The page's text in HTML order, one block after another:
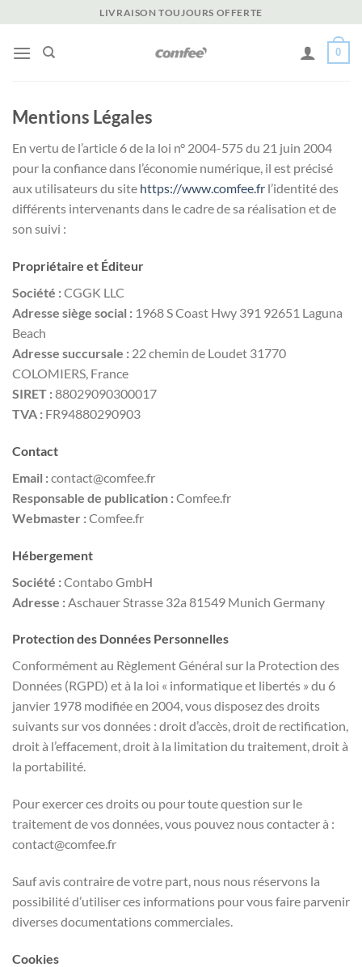
au
contenu
LIVRAISON TOUJOURS OFFERTE
0
Mentions Légales
En vertu de l’article 6 de la loi n° 2004-575 du 21 juin 2004
pour la confiance dans l’économie numérique, il est précisé
aux utilisateurs du site https://www.comfee.fr l’identité des
différents intervenants dans le cadre de sa réalisation et de
son suivi :
Propriétaire et Éditeur
Société :CGGK LLC
Adresse siège social : 1968 S Coast Hwy 391 92651 Laguna
Beach
Adresse succursale : 22 chemin de Loudet 31770
COLOMIERS, France
SIRET :88029090300017
TVA : FR94880290903
Contact
Email :contact@comfee.fr
Responsable de publication :Comfee.fr
Webmaster :Comfee.fr
Hébergement
Société :Contabo GmbH
Adresse : Aschauer Strasse 32a 81549 Munich Germany
Protection des Données Personnelles
Conformément au Règlement Général sur la Protection des
Données (RGPD) et à la loi « informatique et libertés » du 6
janvier 1978 modifiée en 2004, vous disposez des droits
suivants sur vos données : droit d’accès, droit de rectification,
droit à l’effacement, droit à la limitation du traitement, droit à
la portabilité.
Pour exercer ces droits ou pour toute question sur le
traitement de vos données, vous pouvez nous contacter à :
contact@comfee.fr
Sauf avis contraire de votre part, nous nous réservons la
possibilité d’utiliser ces informations pour vous faire parvenir
diverses documentations commerciales.
Cookies